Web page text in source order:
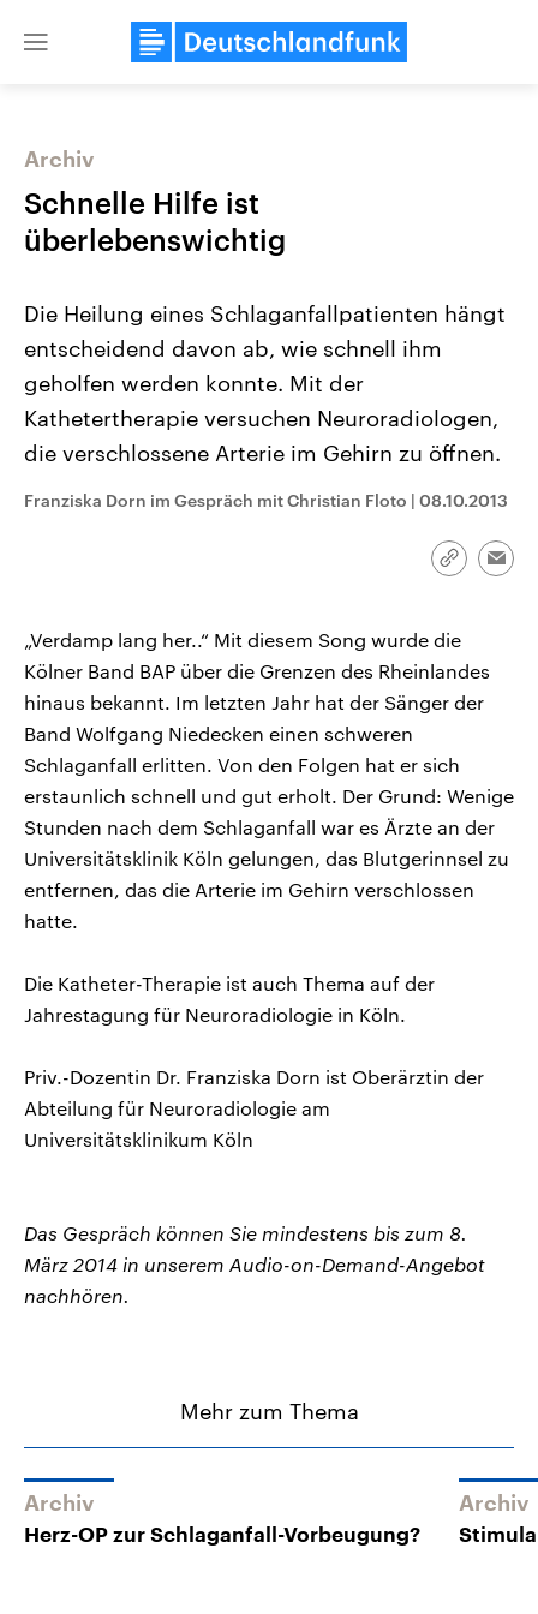
Close
Landtagswahl Sachsen-Anhalt
Alle Informationen
September 2026 einen neuen
Landtag. Seit 2021 wird das
und Kandidaten der anstehenden
Wahl.
USA
Hintergründe
gehören die Vereinigten
den mächtigsten Ländern
aktuelle Weltgeschehen.
Audio-Archiv
Archiv
Schnelle Hilfe ist
überlebenswichtig
Die Heilung eines Schlaganfallpatienten hängt
entscheidend davon ab, wie schnell ihm
geholfen werden konnte. Mit der
Kathetertherapie versuchen Neuroradiologen,
die verschlossene Arterie im Gehirn zu öffnen.
Franziska Dorn im Gespräch mit Christian Floto | 08.10.2013
Link
„Verdamp lang her..“ Mit diesem Song wurde die
Kölner Band BAP über die Grenzen des Rheinlandes
hinaus bekannt. Im letzten Jahr hat der Sänger der
Band Wolfgang Niedecken einen schweren
Schlaganfall erlitten. Von den Folgen hat er sich
erstaunlich schnell und gut erholt. Der Grund: Wenige
Stunden nach dem Schlaganfall war es Ärzte an der
Universitätsklinik Köln gelungen, das Blutgerinnsel zu
entfernen, das die Arterie im Gehirn verschlossen
hatte.
Die Katheter-Therapie ist auch Thema auf der
Jahrestagung für Neuroradiologie in Köln.
Priv.-Dozentin Dr. Franziska Dorn ist Oberärztin der
Abteilung für Neuroradiologie am
Universitätsklinikum Köln
Das Gespräch können Sie mindestens bis zum 8.
März 2014 in unserem Audio-on-Demand-Angebot
nachhören.
Mehr zum Thema
Archiv
Herz-OP zur Schlaganfall-Vorbeugung?
Archiv